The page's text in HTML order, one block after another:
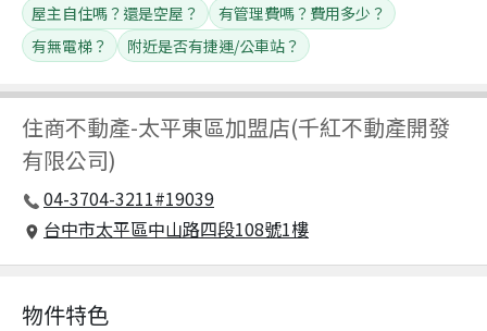
住商不動產-太平東區加盟店(千紅不動產開發
有限公司)
04-3704-3211#19039
台中市太平區中山路四段108號1樓
屋主自住嗎？還是空屋？
有管理費嗎？費用多少？
有無電梯？
附近是否有捷運/公車站？
物件特色